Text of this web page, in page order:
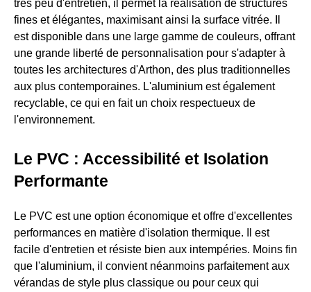
très peu d'entretien, il permet la réalisation de structures
fines et élégantes, maximisant ainsi la surface vitrée. Il
est disponible dans une large gamme de couleurs, offrant
une grande liberté de personnalisation pour s'adapter à
toutes les architectures d'Arthon, des plus traditionnelles
aux plus contemporaines. L'aluminium est également
recyclable, ce qui en fait un choix respectueux de
l'environnement.
Le PVC : Accessibilité et Isolation
Performante
Le PVC est une option économique et offre d'excellentes
performances en matière d'isolation thermique. Il est
facile d'entretien et résiste bien aux intempéries. Moins fin
que l'aluminium, il convient néanmoins parfaitement aux
vérandas de style plus classique ou pour ceux qui